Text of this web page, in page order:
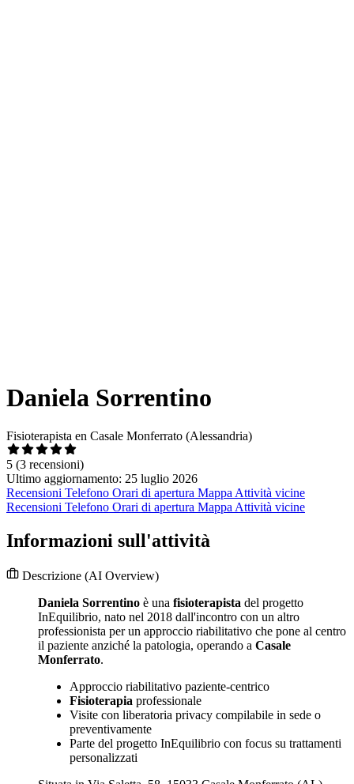
Daniela Sorrentino
Fisioterapista en Casale Monferrato (Alessandria)
5 (3 recensioni)
Ultimo aggiornamento: 25 luglio 2026
Recensioni Telefono Orari di apertura Mappa Attività vicine
Recensioni Telefono Orari di apertura Mappa Attività vicine
Informazioni sull'attività
Descrizione (AI Overview)
Daniela Sorrentino è una fisioterapista del progetto
InEquilibrio, nato nel 2018 dall'incontro con un altro
professionista per un approccio riabilitativo che pone al centro
il paziente anziché la patologia, operando a Casale
Monferrato.
Approccio riabilitativo paziente-centrico
Fisioterapia professionale
Visite con liberatoria privacy compilabile in sede o
preventivamente
Parte del progetto InEquilibrio con focus su trattamenti
personalizzati